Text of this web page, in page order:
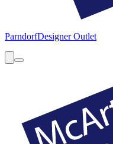
ParndorfDesigner Outlet